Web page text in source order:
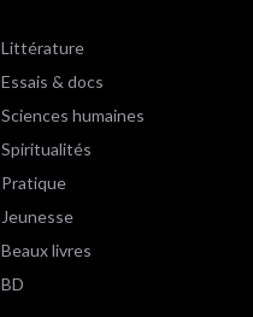
Littérature
Essais & docs
Sciences humaines
Spiritualités
Pratique
Jeunesse
Beaux livres
BD